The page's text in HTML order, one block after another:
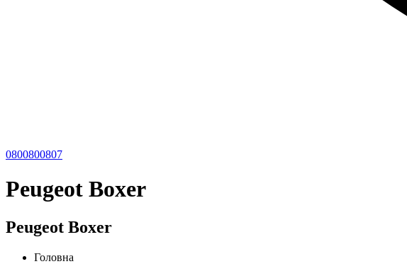
0800800807
Peugeot Boxer
Peugeot Boxer
Головна